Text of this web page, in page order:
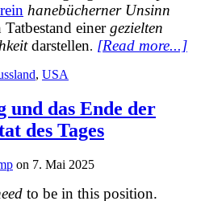
hanebücherner Unsinn
einergezielten
darstellen. [Read more...]
, USA
und das Ende der
des Tages
on 7. Mai 2025
to be in this position.